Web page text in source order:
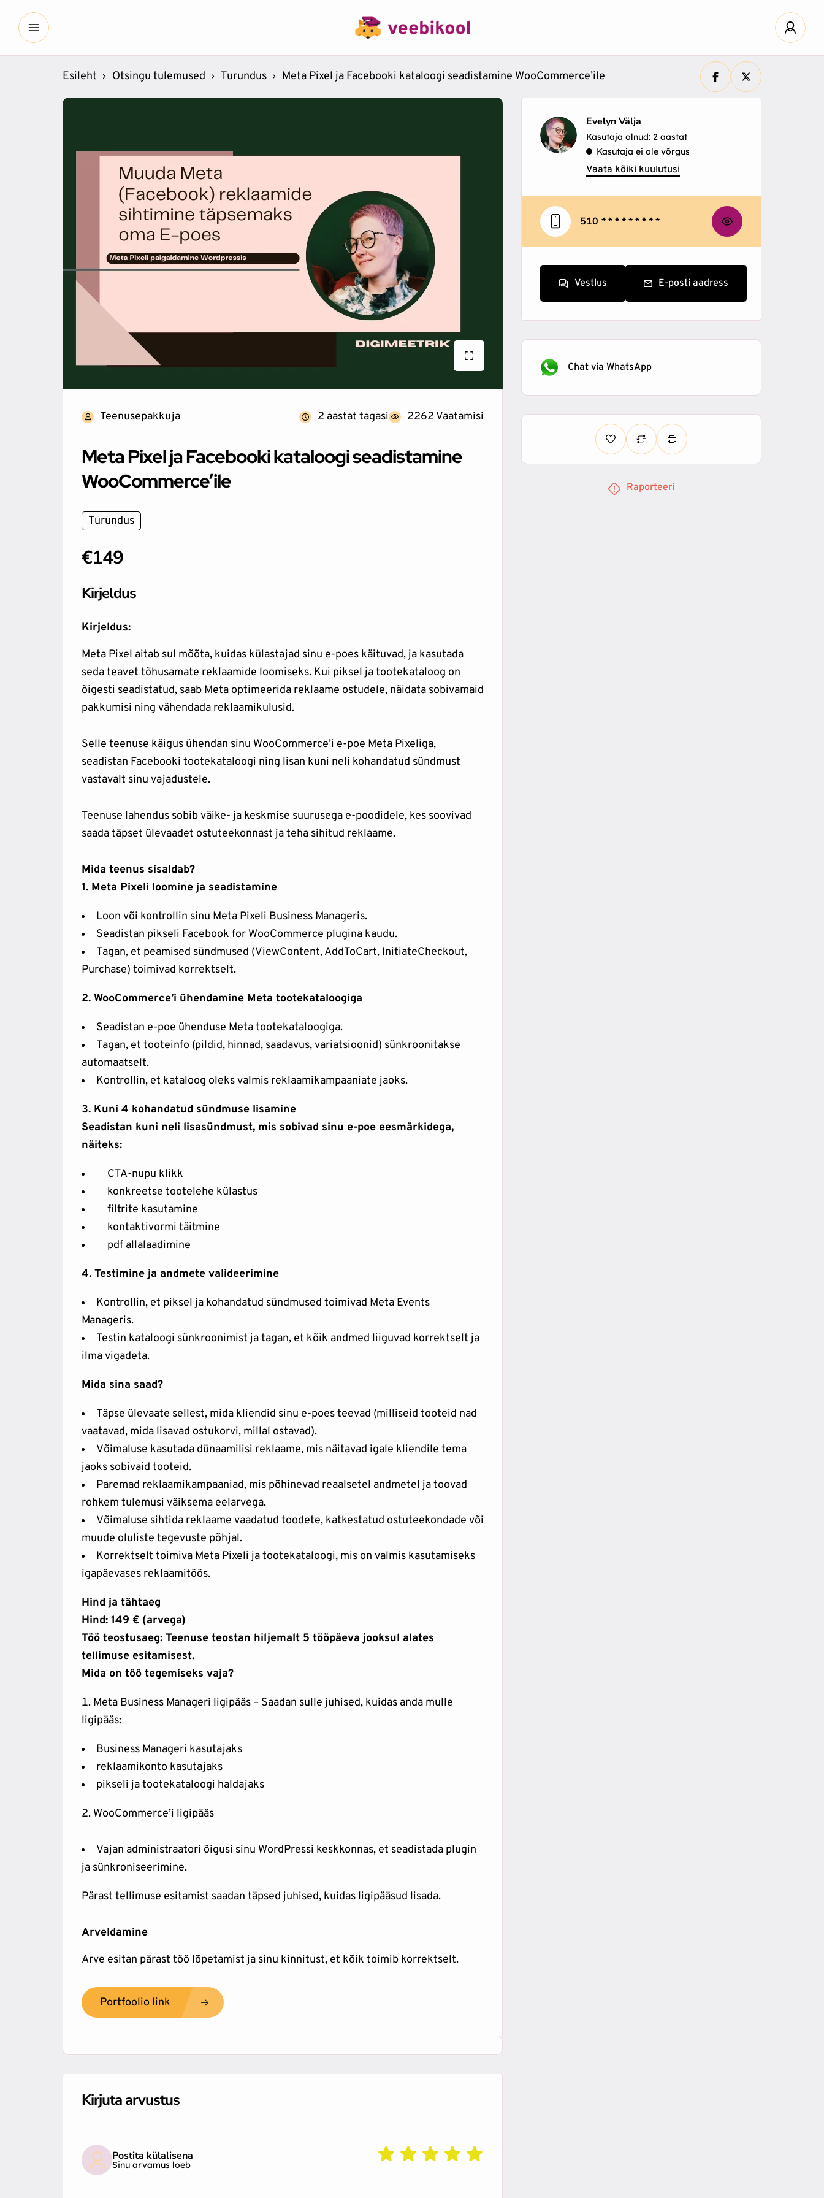
Esileht Otsingu tulemused Turundus Meta Pixel ja Facebooki kataloogi seadistamine WooCommerce’ile
Teenusepakkuja 2 aastat tagasi 2262 Vaatamisi
Meta Pixel ja Facebooki kataloogi seadistamine
WooCommerce’ile
Turundus
€149
Kirjeldus
Kirjeldus:
Meta Pixel aitab sul mõõta, kuidas külastajad sinu e-poes käituvad, ja kasutada
seda teavet tõhusamate reklaamide loomiseks. Kui piksel ja tootekataloog on
õigesti seadistatud, saab Meta optimeerida reklaame ostudele, näidata sobivamaid
pakkumisi ning vähendada reklaamikulusid.
Selle teenuse käigus ühendan sinu WooCommerce’i e-poe Meta Pixeliga,
seadistan Facebooki tootekataloogi ning lisan kuni neli kohandatud sündmust
vastavalt sinu vajadustele.
Teenuse lahendus sobib väike- ja keskmise suurusega e-poodidele, kes soovivad
saada täpset ülevaadet ostuteekonnast ja teha sihitud reklaame.
Mida teenus sisaldab?
1. Meta Pixeli loomine ja seadistamine
Loon või kontrollin sinu Meta Pixeli Business Manageris.
Seadistan pikseli Facebook for WooCommerce plugina kaudu.
Tagan, et peamised sündmused (ViewContent, AddToCart, InitiateCheckout,
Purchase) toimivad korrektselt.
2. WooCommerce’i ühendamine Meta tootekataloogiga
Seadistan e-poe ühenduse Meta tootekataloogiga.
Tagan, et tooteinfo (pildid, hinnad, saadavus, variatsioonid) sünkroonitakse
automaatselt.
Kontrollin, et kataloog oleks valmis reklaamikampaaniate jaoks.
3. Kuni 4 kohandatud sündmuse lisamine
Seadistan kuni neli lisasündmust, mis sobivad sinu e-poe eesmärkidega,
näiteks:
CTA-nupu klikk
konkreetse tootelehe külastus
filtrite kasutamine
kontaktivormi täitmine
pdf allalaadimine
4. Testimine ja andmete valideerimine
Kontrollin, et piksel ja kohandatud sündmused toimivad Meta Events
Manageris.
Testin kataloogi sünkroonimist ja tagan, et kõik andmed liiguvad korrektselt ja
ilma vigadeta.
Mida sina saad?
Täpse ülevaate sellest, mida kliendid sinu e-poes teevad (milliseid tooteid nad
vaatavad, mida lisavad ostukorvi, millal ostavad).
Võimaluse kasutada dünaamilisi reklaame, mis näitavad igale kliendile tema
jaoks sobivaid tooteid.
Paremad reklaamikampaaniad, mis põhinevad reaalsetel andmetel ja toovad
rohkem tulemusi väiksema eelarvega.
Võimaluse sihtida reklaame vaadatud toodete, katkestatud ostuteekondade või
muude oluliste tegevuste põhjal.
Korrektselt toimiva Meta Pixeli ja tootekataloogi, mis on valmis kasutamiseks
igapäevases reklaamitöös.
Hind ja tähtaeg
Hind: 149 € (arvega)
Töö teostusaeg: Teenuse teostan hiljemalt 5 tööpäeva jooksul alates
tellimuse esitamisest.
Mida on töö tegemiseks vaja?
Meta Business Manageri ligipääs – Saadan sulle juhised, kuidas anda mulle
ligipääs:
Business Manageri kasutajaks
reklaamikonto kasutajaks
pikseli ja tootekataloogi haldajaks
2. WooCommerce’i ligipääs
Vajan administraatori õigusi sinu WordPressi keskkonnas, et seadistada plugin
ja sünkroniseerimine.
Pärast tellimuse esitamist saadan täpsed juhised, kuidas ligipääsud lisada.
Arveldamine
Arve esitan pärast töö lõpetamist ja sinu kinnitust, et kõik toimib korrektselt.
Portfoolio link
Kirjuta arvustus
Postita külalisena
Sinu arvamus loeb
Evelyn Välja
Kasutaja olnud: 2 aastat
Kasutaja ei ole võrgus
Vaata kõiki kuulutusi
510 * * * * * * * * *
Vestlus E-posti aadress
Chat via WhatsApp
Raporteeri